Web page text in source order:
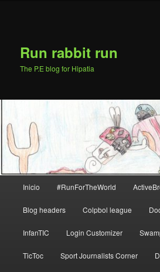
Run rabbit run
The P.E blog for Hipatia
principal
Inicio #RunForTheWorld
Blog headers Colpbol league
InfanTIC Login Customizer
TicToc Sport Journalists Corner